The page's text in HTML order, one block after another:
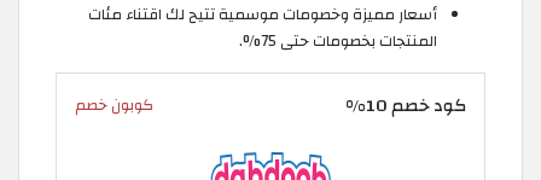
أسعار مميزة وخصومات موسمية تتيح لك اقتناء مئات
المنتجات بخصومات حتى 75%.
كود خصم 10% كوبون خصم